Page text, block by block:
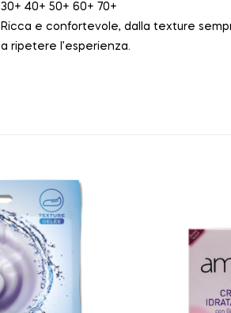
30+ 40+ 50+ 60+ 70+
Ricca e confortevole, dalla texture
a ripetere l’esperienza.